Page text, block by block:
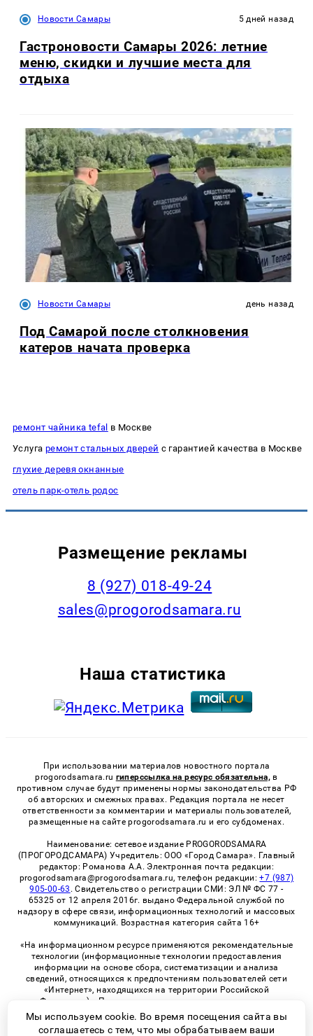
Новости Самары 5 дней назад
Гастроновости Самары 2026: летние
меню, скидки и лучшие места для
отдыха
Новости Самары день назад
Под Самарой после столкновения
катеров начата проверка
ремонт чайника tefal в Москве
Услуга ремонт стальных дверей с гарантией качества в Москве
глухие деревя окнанные
отель парк-отель родос
Размещение рекламы
8 (927) 018-49-24
sales@progorodsamara.ru
Наша статистика
При использовании материалов новостного портала
progorodsamara.ru гиперссылка на ресурс обязательна, в
противном случае будут применены нормы законодательства РФ
об авторских и смежных правах. Редакция портала не несет
ответственности за комментарии и материалы пользователей,
размещенные на сайте progorodsamara.ru и его субдоменах.
Наименование: сетевое издание PROGORODSAMARA
(ПРОГОРОДСАМАРА) Учредитель: ООО «Город Самара». Главный
редактор: Романова А.А. Электронная почта редакции:
progorodsamara@progorodsamara.ru, телефон редакции:+7 (987)
905-00-63 . Свидетельство о регистрации СМИ: ЭЛ № ФС 77 -
65325 от 12 апреля 2016г. выдано Федеральной службой по
надзору в сфере связи, информационных технологий и массовых
коммуникаций. Возрастная категория сайта 16+
«На информационном ресурсе применяются рекомендательные
технологии (информационные технологии предоставления
информации на основе сбора, систематизации и анализа
сведений, относящихся к предпочтениям пользователей сети
«Интернет», находящихся на территории Российской
Федерации)». Правила применения рекомендательных
технологий в виджетах рекламно-обменной сети
«СМИ2» (PDF)
Мы используем cookie. Во время посещения сайта вы
соглашаетесь с тем, что мы обрабатываем ваши